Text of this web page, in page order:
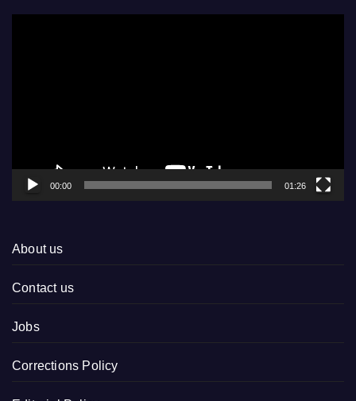
00:00 01:26
About us
Contact us
Jobs
Corrections Policy